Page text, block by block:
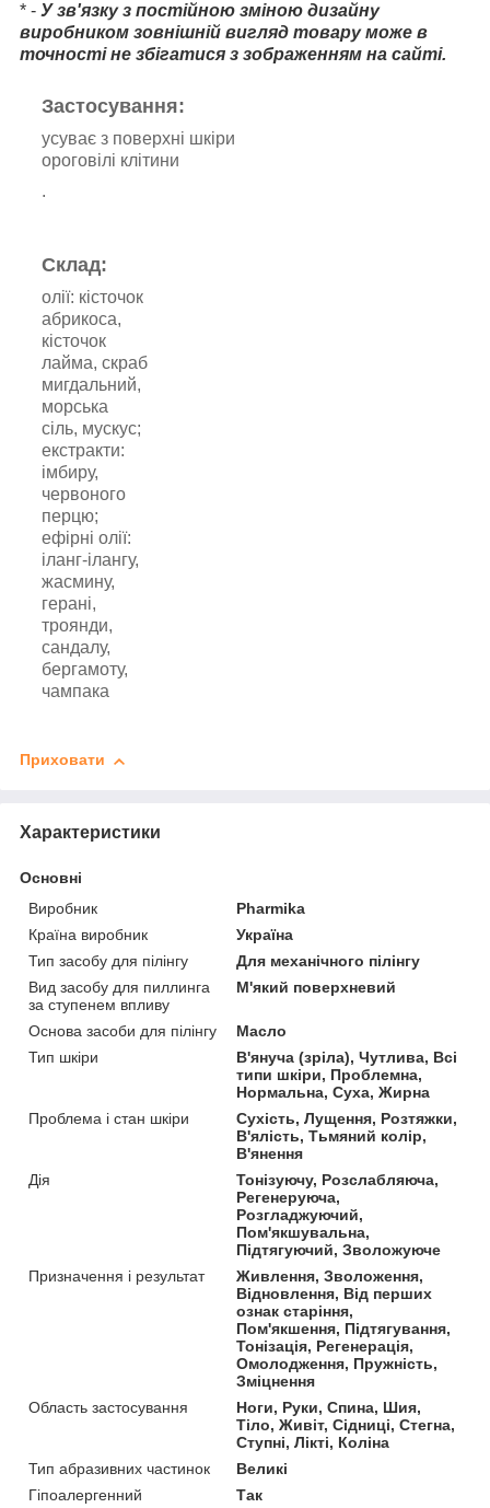
* - У зв'язку з постійною зміною дизайну
виробником зовнішній вигляд товару може в
точності не збігатися з зображенням на сайті.
Застосування:
усуває з поверхні шкіри
ороговілі клітини
.
Склад:
олії: кісточок
абрикоса,
кісточок
лайма, скраб
мигдальний,
морська
сіль, мускус;
екстракти:
імбиру,
червоного
перцю;
ефірні олії:
іланг-ілангу,
жасмину,
герані,
троянди,
сандалу,
бергамоту,
чампака
Приховати
Характеристики
Основні
Виробник
Pharmika
Країна виробник
Україна
Тип засобу для пілінгу
Для механічного пілінгу
Вид засобу для пиллинга
за ступенем впливу
М'який поверхневий
Основа засоби для пілінгу
Масло
Тип шкіри
В'януча (зріла), Чутлива, Всі
типи шкіри, Проблемна,
Нормальна, Суха, Жирна
Проблема і стан шкіри
Сухість, Лущення, Розтяжки,
В'ялість, Тьмяний колір,
В'янення
Дія
Тонізуючу, Розслабляюча,
Регенеруюча,
Розгладжуючий,
Пом'якшувальна,
Підтягуючий, Зволожуюче
Призначення і результат
Живлення, Зволоження,
Відновлення, Від перших
ознак старіння,
Пом'якшення, Підтягування,
Тонізація, Регенерація,
Омолодження, Пружність,
Зміцнення
Область застосування
Ноги, Руки, Спина, Шия,
Тіло, Живіт, Сідниці, Стегна,
Ступні, Лікті, Коліна
Тип абразивних частинок
Великі
Гіпоалергенний
Так